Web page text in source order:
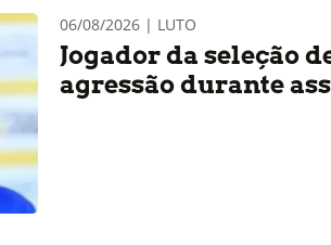
06/08/2026 | LUTO
Jogador da seleção
agressão durante